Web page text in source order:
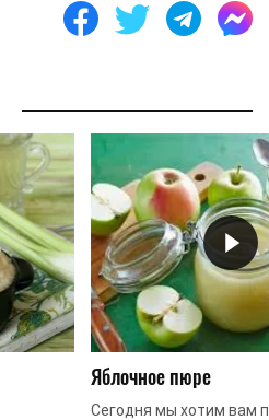
Яблочное пюре
Сегодня мы хотим вам